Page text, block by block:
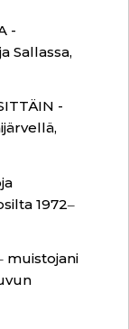
-
Sallassa,
-
1972‒
muistojani